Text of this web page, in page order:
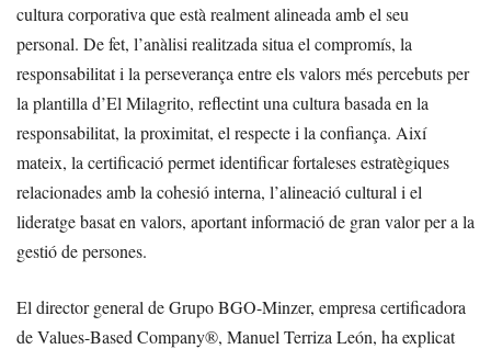
cultura corporativa que està realment alineada amb el seu
personal. De fet, l’anàlisi realitzada situa el compromís, la
responsabilitat i la perseverança entre els valors més percebuts per
la plantilla d’El Milagrito, reflectint una cultura basada en la
responsabilitat, la proximitat, el respecte i la confiança. Així
mateix, la certificació permet identificar fortaleses estratègiques
relacionades amb la cohesió interna, l’alineació cultural i el
lideratge basat en valors, aportant informació de gran valor per a la
gestió de persones.
El director general de Grupo BGO-Minzer, empresa certificadora
de Values-Based Company®, Manuel Terriza León, ha explicat